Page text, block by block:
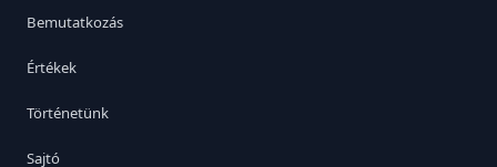
Bemutatkozás
Értékek
Történetünk
Sajtó